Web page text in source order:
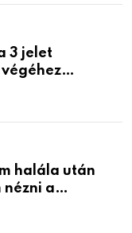
3 jelet
halála után
a